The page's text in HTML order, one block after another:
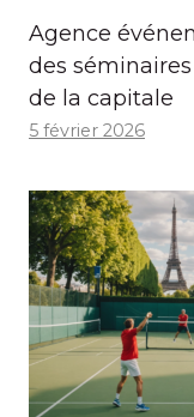
Agence
des
de la capitale
5 février 2026